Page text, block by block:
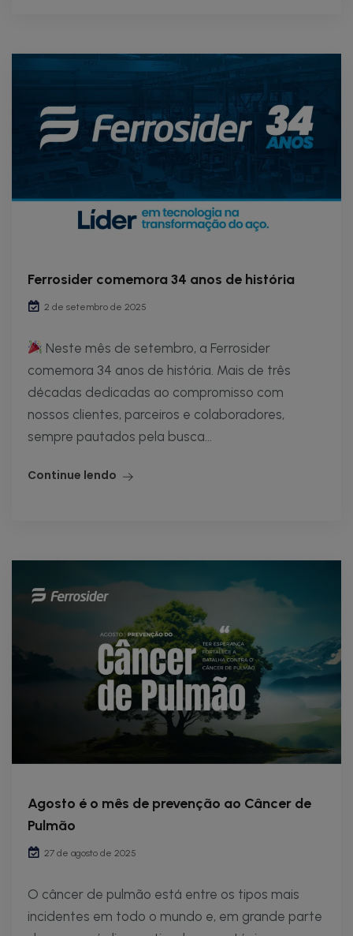
Ferrosider comemora 34 anos de história
2 de setembro de 2025
Neste mês de setembro, a Ferrosider
comemora 34 anos de história. Mais de três
décadas dedicadas ao compromisso com
nossos clientes, parceiros e colaboradores,
sempre pautados pela busca...
Continue lendo
Agosto é o mês de prevenção ao Câncer de
Pulmão
27 de agosto de 2025
O câncer de pulmão está entre os tipos mais
incidentes em todo o mundo e, em grande parte